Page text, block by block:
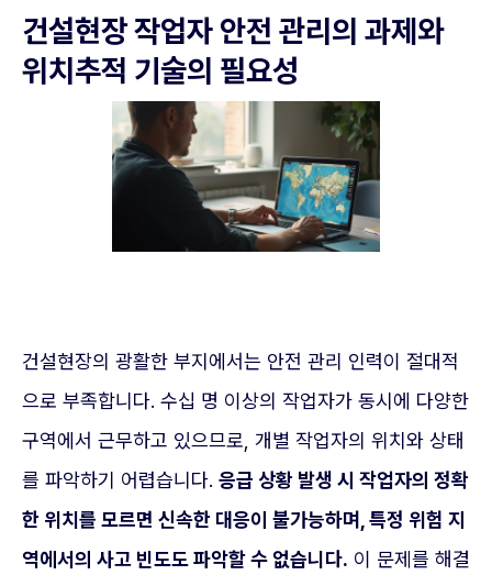
건설현장 작업자 안전 관리의 과제와
위치추적 기술의 필요성
건설현장의 광활한 부지에서는 안전 관리 인력이 절대적
으로 부족합니다. 수십 명 이상의 작업자가 동시에 다양한
구역에서 근무하고 있으므로, 개별 작업자의 위치와 상태
를 파악하기 어렵습니다. 응급 상황 발생 시 작업자의 정확
한 위치를 모르면 신속한 대응이 불가능하며, 특정 위험 지
역에서의 사고 빈도도 파악할 수 없습니다. 이 문제를 해결